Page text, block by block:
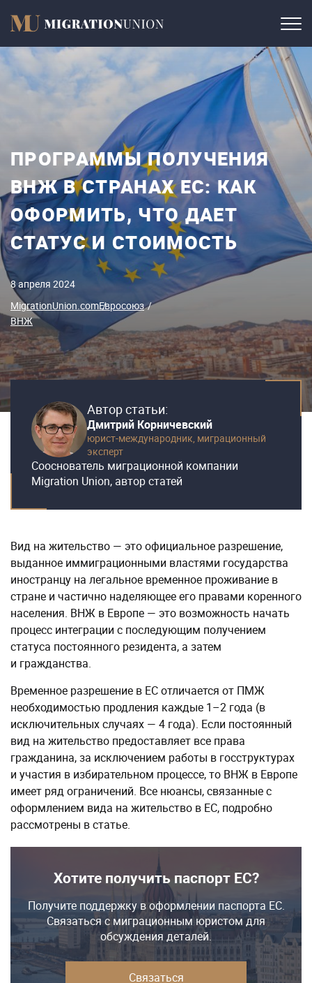
ПРОГРАММЫ ПОЛУЧЕНИЯ
ВНЖ В СТРАНАХ ЕС: КАК
ОФОРМИТЬ, ЧТО ДАЕТ
СТАТУС И СТОИМОСТЬ
8 апреля 2024
MigrationUnion.comЕвросоюз
ВНЖ
Автор статьи:
Дмитрий Корничевский
юрист-международник, миграционный
эксперт
Сооснователь миграционной компании
Migration Union, автор статей
Вид на жительство — это официальное разрешение,
выданное иммиграционными властями государства
иностранцу на легальное временное проживание в
стране и частично наделяющее его правами коренного
населения. ВНЖ в Европе — это возможность начать
процесс интеграции с последующим получением
статуса постоянного резидента, а затем
и гражданства.
Временное разрешение в ЕС отличается от ПМЖ
необходимостью продления каждые 1–2 года (в
исключительных случаях — 4 года). Если постоянный
вид на жительство предоставляет все права
гражданина, за исключением работы в госструктурах
и участия в избирательном процессе, то ВНЖ в Европе
имеет ряд ограничений. Все нюансы, связанные с
оформлением вида на жительство в ЕС, подробно
рассмотрены в статье.
Хотите получить паспорт ЕС?
Получите поддержку в оформлении паспорта ЕС.
Связаться с миграционным юристом для
обсуждения деталей.
Связаться